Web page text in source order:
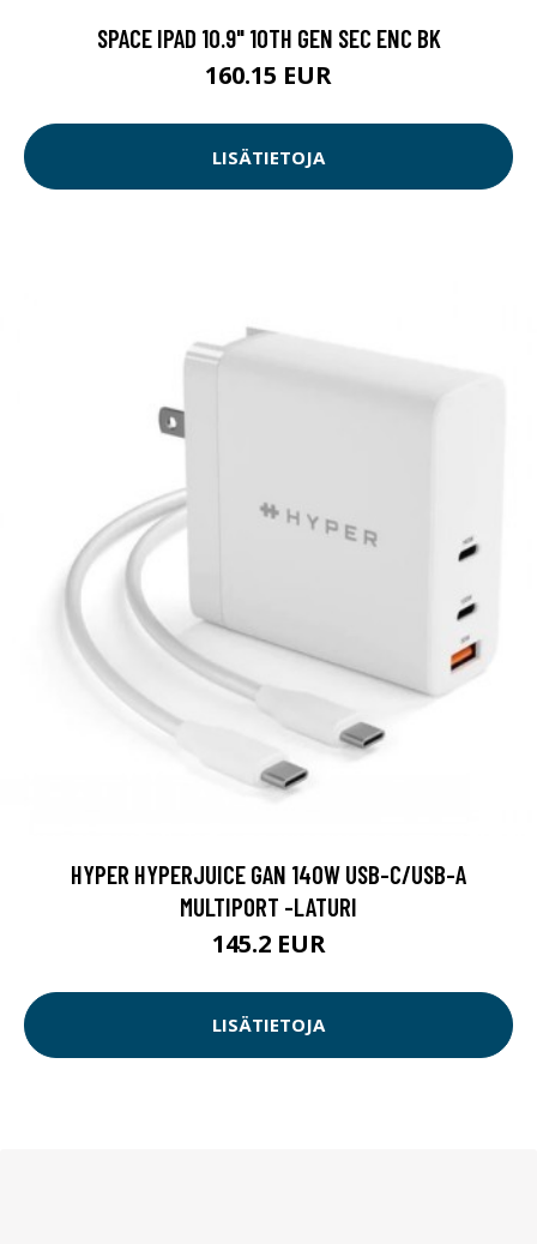
SPACE IPAD 10.9" 10TH GEN SEC ENC BK
160.15 EUR
LISÄTIETOJA
HYPER HYPERJUICE GAN 140W USB-C/USB-A
MULTIPORT -LATURI
145.2 EUR
LISÄTIETOJA